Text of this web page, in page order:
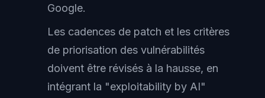
Google.
Les cadences de patch et les critères
de priorisation des vulnérabilités
doivent être révisés à la hausse, en
intégrant la "exploitability by AI"